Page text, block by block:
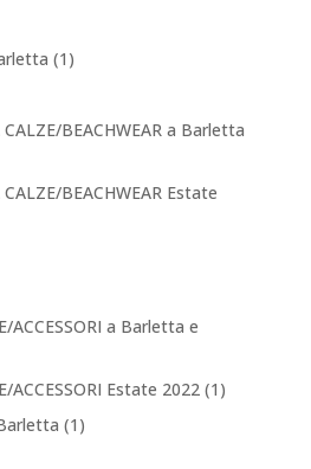
(1)
BEACHWEAR a Barletta
BEACHWEAR Estate
ACCESSORI a Barletta e
ACCESSORI Estate 2022(1)
(1)